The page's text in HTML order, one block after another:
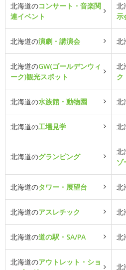
北海道のコンサート・音楽関
連イベント
北
示
北海道の演劇・講演会 北
北海道のGW(ゴールデンウィ
ーク)観光スポット
北
ク
北海道の水族館・動物園 北
北海道の工場見学 北
北海道のグランピング
北
ゾ
北海道のタワー・展望台 北
北海道のアスレチック 北
北海道の道の駅・SA/PA 北
北海道のアウトレット・ショ
北